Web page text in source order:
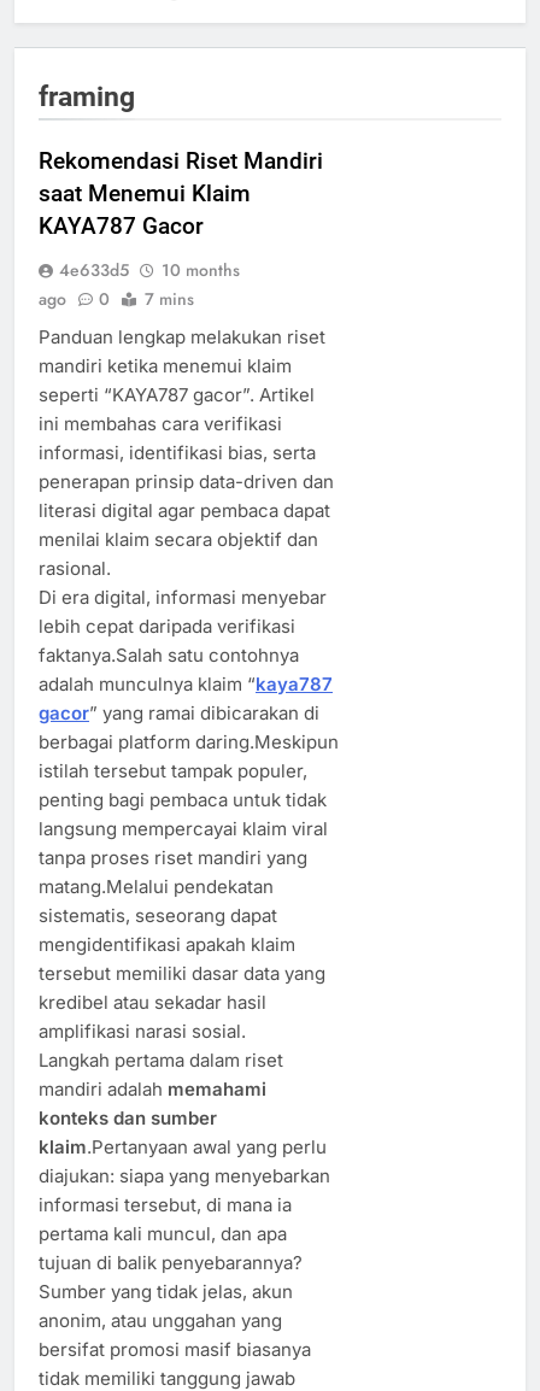
framing
Rekomendasi Riset Mandiri
saat Menemui Klaim
KAYA787 Gacor
4e633d5
10 months
ago
0 7 mins
Panduan lengkap melakukan riset
mandiri ketika menemui klaim
seperti “KAYA787 gacor”. Artikel
ini membahas cara verifikasi
informasi, identifikasi bias, serta
penerapan prinsip data-driven dan
literasi digital agar pembaca dapat
menilai klaim secara objektif dan
rasional.
Di era digital, informasi menyebar
lebih cepat daripada verifikasi
faktanya.Salah satu contohnya
adalah munculnya klaim “kaya787
gacor” yang ramai dibicarakan di
berbagai platform daring.Meskipun
istilah tersebut tampak populer,
penting bagi pembaca untuk tidak
langsung mempercayai klaim viral
tanpa proses riset mandiri yang
matang.Melalui pendekatan
sistematis, seseorang dapat
mengidentifikasi apakah klaim
tersebut memiliki dasar data yang
kredibel atau sekadar hasil
amplifikasi narasi sosial.
Langkah pertama dalam riset
mandiri adalah memahami
konteks dan sumber
klaim.Pertanyaan awal yang perlu
diajukan: siapa yang menyebarkan
informasi tersebut, di mana ia
pertama kali muncul, dan apa
tujuan di balik penyebarannya?
Sumber yang tidak jelas, akun
anonim, atau unggahan yang
bersifat promosi masif biasanya
tidak memiliki tanggung jawab